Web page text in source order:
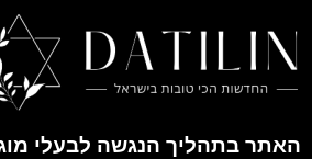
האתר בתהליך הנגשה לבעלי